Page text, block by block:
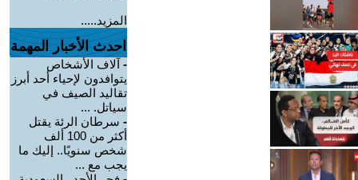
المزيد.....
احدث الأخبار المهمة
- آلاف الأشخاص
يتوافدون لإحياء أحد أبرز
تقاليد الصيف في
سياتل. ...
- سرطان الرئة يقتل
أكثر من 100 ألف
شخص سنويًا.. إليك ما
يجب مع ...